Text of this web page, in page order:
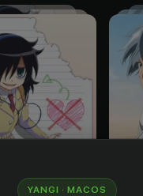
YANGI · MACOS